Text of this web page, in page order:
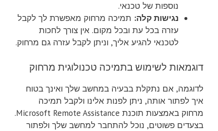
נוספות של טכנאי.
נגישות קלה: תמיכה מרחוק מאפשרת לך לקבל
עזרה בכל עת ובכל מקום. אין צורך לחכות
לטכנאי להגיע אליך, וניתן לקבל עזרה גם מרחוק.
דוגמאות לשימוש בתמיכה טכנולוגית מרחוק
לדוגמה, אם נתקלת בבעיה במחשב שלך ואינך בטוח
איך לפתור אותה, ניתן לפנות אלינו ולקבל תמיכה
מרחוק באמצעות תוכנת Microsoft Remote Assistance.
בצעדים פשוטים, נוכל להתחבר למחשב שלך ולפתור